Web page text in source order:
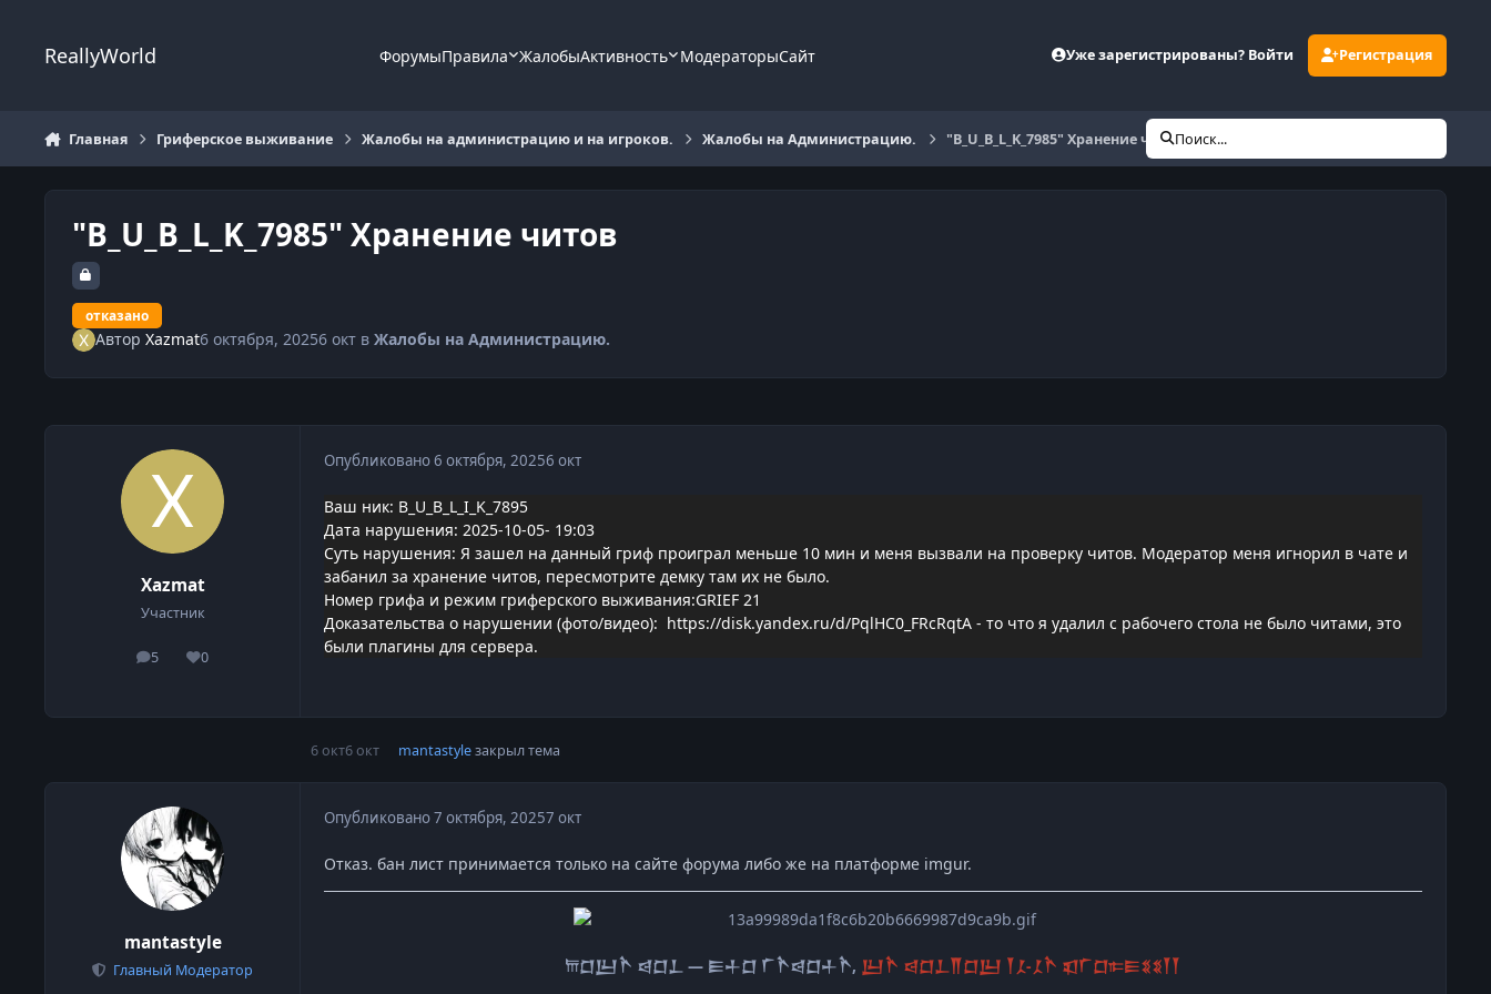
ReallyWorld ФорумыПравила ЖалобыАктивность МодераторыСайт Уже зарегистрированы? Войти Регистрация
Главная Гриферское выживание Жалобы на администрацию и на игроков. Жалобы на Администрацию. "B_U_B_L_K_7985" Хранение читовПоиск...
"B_U_B_L_K_7985" Хранение читов
отказано
Автор Xazmat6 октября, 20256 октв Жалобы на Администрацию.
Xazmat
Участник
5
сообщения
0
Репутация
Опубликовано6 октября, 20256 окт
Ваш ник: B_U_B_L_I_K_7895
Дата нарушения: 2025-10-05- 19:03
Суть нарушения: Я зашел на данный гриф проиграл меньше 10 мин и меня вызвали на проверку читов. Модератор меня игнорил в чате и
забанил за хранение читов, пересмотрите демку там их не было.
Номер грифа и режим гриферского выживания:GRIEF 21
Доказательства о нарушении (фото/видео): https://disk.yandex.ru/d/PqlHC0_FRcRqtA - то что я удалил с рабочего стола не было читами, это
были плагины для сервера.
6 окт6 окт mantastyleзакрыл тема
mantastyle
Главный Модератор
Опубликовано7 октября, 20257 окт
Отказ. бан лист принимается только на сайте форума либо же на платформе imgur.
𐎠𒆸𒌨𒋻 𒁀𒆸𒁇 — 𒀼𒈦𒆸 𒇲𒋻𒁀𒆸𒈦𒋻, 𒌨𒋻 𒁀𒆸𒁇𒐖𒆸𒌨 𒐕𒑣-𒑣𒋻 𒇬𒇲𒆸𐎣𒀼𒐏𒐏𒐕𒐕